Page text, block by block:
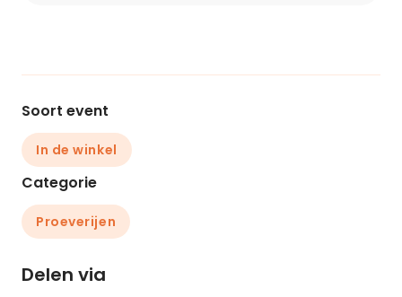
Soort event
In de winkel
Categorie
Proeverijen
Delen via